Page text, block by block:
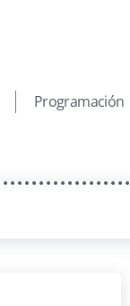
Programación